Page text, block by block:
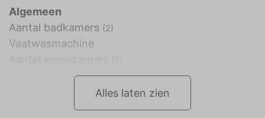
Algemeen
Aantal badkamers (2)
Vaatwasmachine
Alles laten zien